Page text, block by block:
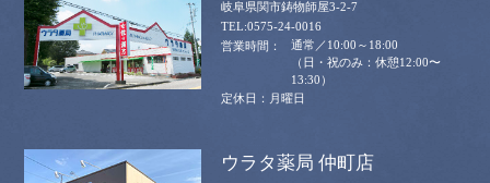
岐阜県関市鋳物師屋3-2-7
0575-24-0016
通常／10:00～18:00
（日・祝のみ：休憩12:00〜
13:30）
月曜日
ウラタ薬局 仲町店